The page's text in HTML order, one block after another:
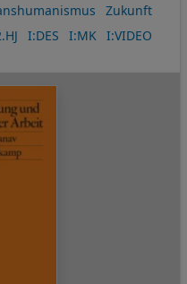
Zukunft
I:DES I:MK I:VIDEO